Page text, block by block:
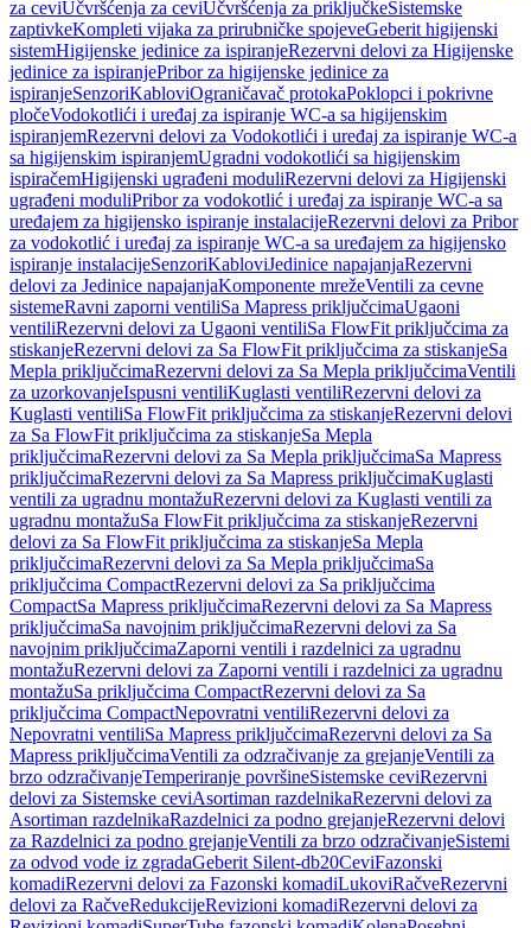
za ceviUčvršćenja za ceviUčvršćenja za priključkeSistemske
zaptivkeKompleti vijaka za prirubničke spojeveGeberit higijenski
sistemHigijenske jedinice za ispiranjeRezervni delovi za Higijenske
jedinice za ispiranjePribor za higijenske jedinice za
ispiranjeSenzoriKabloviOgraničavač protokaPoklopci i pokrivne
pločeVodokotlići i uređaj za ispiranje WC-a sa higijenskim
ispiranjemRezervni delovi za Vodokotlići i uređaj za ispiranje WC-a
sa higijenskim ispiranjemUgradni vodokotlići sa higijenskim
ispiračemHigijenski ugrađeni moduliRezervni delovi za Higijenski
ugrađeni moduliPribor za vodokotlić i uređaj za ispiranje WC-a sa
uređajem za higijensko ispiranje instalacijeRezervni delovi za Pribor
za vodokotlić i uređaj za ispiranje WC-a sa uređajem za higijensko
ispiranje instalacijeSenzoriKabloviJedinice napajanjaRezervni
delovi za Jedinice napajanjaKomponente mrežeVentili za cevne
sistemeRavni zaporni ventiliSa Mapress priključcimaUgaoni
ventiliRezervni delovi za Ugaoni ventiliSa FlowFit priključcima za
stiskanjeRezervni delovi za Sa FlowFit priključcima za stiskanjeSa
Mepla priključcimaRezervni delovi za Sa Mepla priključcimaVentili
za uzorkovanjeIspusni ventiliKuglasti ventiliRezervni delovi za
Kuglasti ventiliSa FlowFit priključcima za stiskanjeRezervni delovi
za Sa FlowFit priključcima za stiskanjeSa Mepla
priključcimaRezervni delovi za Sa Mepla priključcimaSa Mapress
priključcimaRezervni delovi za Sa Mapress priključcimaKuglasti
ventili za ugradnu montažuRezervni delovi za Kuglasti ventili za
ugradnu montažuSa FlowFit priključcima za stiskanjeRezervni
delovi za Sa FlowFit priključcima za stiskanjeSa Mepla
priključcimaRezervni delovi za Sa Mepla priključcimaSa
priključcima CompactRezervni delovi za Sa priključcima
CompactSa Mapress priključcimaRezervni delovi za Sa Mapress
priključcimaSa navojnim priključcimaRezervni delovi za Sa
navojnim priključcimaZaporni ventili i razdelnici za ugradnu
montažuRezervni delovi za Zaporni ventili i razdelnici za ugradnu
montažuSa priključcima CompactRezervni delovi za Sa
priključcima CompactNepovratni ventiliRezervni delovi za
Nepovratni ventiliSa Mapress priključcimaRezervni delovi za Sa
Mapress priključcimaVentili za odzračivanje za grejanjeVentili za
brzo odzračivanjeTemperiranje površineSistemske ceviRezervni
delovi za Sistemske ceviAsortiman razdelnikaRezervni delovi za
Asortiman razdelnikaRazdelnici za podno grejanjeRezervni delovi
za Razdelnici za podno grejanjeVentili za brzo odzračivanjeSistemi
za odvod vode iz zgradaGeberit Silent-db20CeviFazonski
komadiRezervni delovi za Fazonski komadiLukoviRačveRezervni
delovi za RačveRedukcijeRevizioni komadiRezervni delovi za